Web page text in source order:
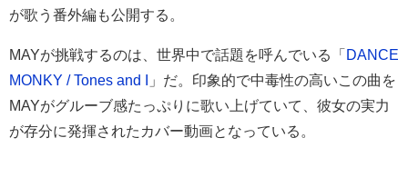
が歌う番外編も公開する。
MAYが挑戦するのは、世界中で話題を呼んでいる「 DANCE
MONKY / Tones and I
」だ。印象的で中毒性の高いこの曲を
MAYがグルーブ感たっぷりに歌い上げていて、彼女の実力
が存分に発揮されたカバー動画となっている。